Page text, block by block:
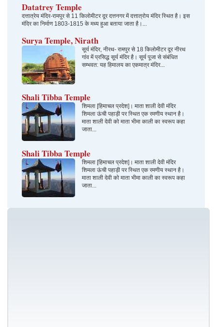
A panoramic view of Kullu and Paravati valleys can be seen
from the temple. The 60 feet high staff of Bijli Mahadev
Datatrey Temple
दत्तात्रेय मंदिर-रामपुर से 11 किलोमीटर दूर दत्तनगर में दत्तात्रोय मंदिर स्थित है। इस
मंदिर का निर्माण 1803-1815 के मध्य हुआ बताया जाता है।...
Surya Temple, Nirath
सूर्य मंदिर, नीरथ- रामपुर से 18 किलोमीटर दूर नीरथ
गांव में प्रसिद्ध सूर्य मंदिर है। सूर्य पूजा से संबंधित
सम्भवत: यह हिमालय का एकमात्र मंदिर...
Shali Tibba Temple
शिमला [हिमाचल प्रदेश]। माता शाली देवी मंदिर
शिमला ऊंची पहाड़ी पर स्थित एक रमणीय स्थान है।
माता शाली देवी को माता भीमा काली का स्वरूप कहा
जाता...
Shali Tibba Temple
शिमला [हिमाचल प्रदेश]। माता शाली देवी मंदिर
शिमला ऊंची पहाड़ी पर स्थित एक रमणीय स्थान है।
माता शाली देवी को माता भीमा काली का स्वरूप कहा
जाता...